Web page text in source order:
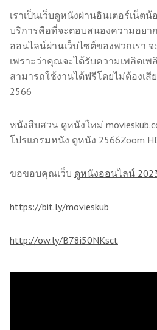
เราเป็นเว็บดูหนังผ่านอินเตอร์เน็ต
บริการคือที่จะตอบสนองความอยา
ออนไลน์ผ่านเว็บไซต์ของพวกเรา
เพราะว่าคุณจะได้รับความเพลิดเ
สามารถใช้งานได้ฟรีโดยไม่ต้องเ
2566
หนังสืบสวน ดูหนังใหม่
โปรแกรมหนัง ดูหนัง 2566Zoom
ขอขอบคุณเว็บ ดูหนังออนไลน์
https://bit.ly/movieskub
http://ow.ly/B78i50NKsct